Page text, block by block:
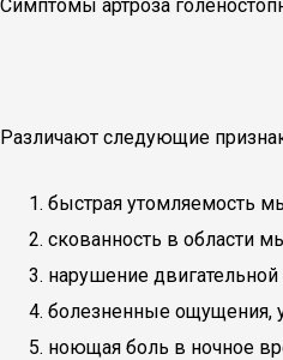
Симптомы артроза
Различают следующие
быстрая утомляемость
скованность в области
нарушение двигательной
болезненные ощущения,
ноющая боль в ночное